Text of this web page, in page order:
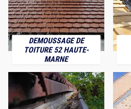
DEMOUSSAGE DE
TOITURE 52 HAUTE-
MARNE